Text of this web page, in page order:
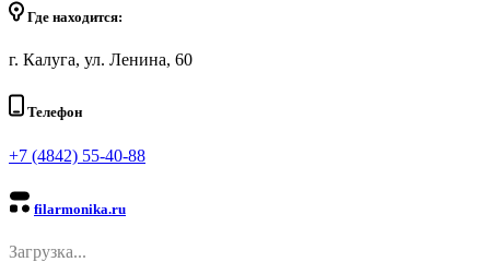
Где находится:
г. Калуга, ул. Ленина, 60
Телефон
+7 (4842) 55-40-88
filarmonika.ru
Загрузка...